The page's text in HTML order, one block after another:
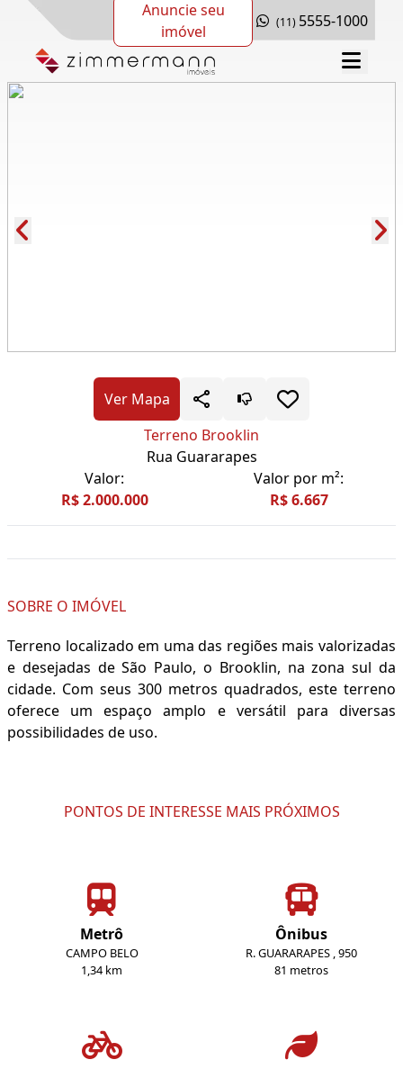
Anuncie seu
imóvel
(11) 5555-1000
Ver Mapa
Terreno Brooklin
Rua Guararapes
Valor:
R$ 2.000.000
Valor por m²:
R$ 6.667
SOBRE O IMÓVEL
Terreno localizado em uma das regiões mais valorizadas
e desejadas de São Paulo, o Brooklin, na zona sul da
cidade. Com seus 300 metros quadrados, este terreno
oferece um espaço amplo e versátil para diversas
possibilidades de uso.
PONTOS DE INTERESSE MAIS PRÓXIMOS
Metrô
CAMPO BELO
1,34 km
Ônibus
R. GUARARAPES , 950
81 metros